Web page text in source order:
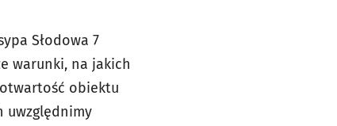
Słodowa 7
warunki, na jakich
obiektu
uwzględnimy